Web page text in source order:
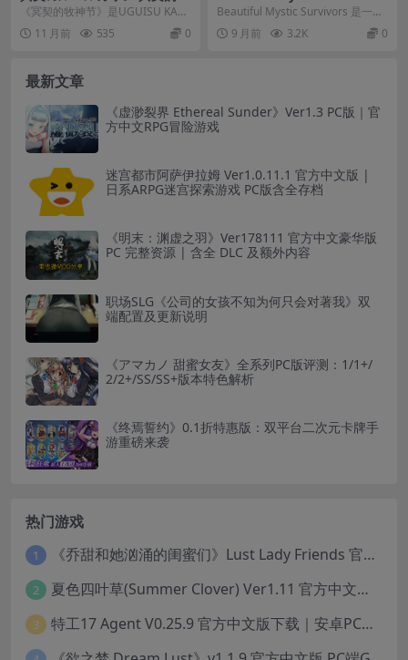
神节：戏剧主题Galgame PC/
《冥契的牧神节》是UGUISU KAG
URA社倾力打造的高质量文字冒险
游戏，完美...
11 月前 535 0
官方中文版 V1.07.2 | 动作肉
鸽ACT游戏 PC完整资源
Beautiful Mystic Survivors 是一款
融合了动作与肉鸽元素...
9 月前 3.2K 0
最新文章
《虚渺裂界 Ethereal Sunder》Ver1.3 PC版｜官
方中文RPG冒险游戏
迷宫都市阿萨伊拉姆 Ver1.0.11.1 官方中文版 |
日系ARPG迷宫探索游戏 PC版含全存档
《明末：渊虚之羽》Ver178111 官方中文豪华版
PC 完整资源 | 含全 DLC 及额外内容
职场SLG《公司的女孩不知为何只会对著我》双
端配置及更新说明
《アマカノ 甜蜜女友》全系列PC版评测：1/1+/
2/2+/SS/SS+版本特色解析
《终焉誓约》0.1折特惠版：双平台二次元卡牌手
游重磅来袭
热门游戏
1 《乔甜和她汹涌的闺蜜们》Lust Lady Friends 官方中文版 SLG模拟经营游戏｜角色情感互动｜动态画面
2 夏色四叶草(Summer Clover) Ver1.11 官方中文版：全CG无修+动态互动SLG游戏下载
3 特工17 Agent V0.25.9 官方中文版下载｜安卓PC双端｜附存档赞助码